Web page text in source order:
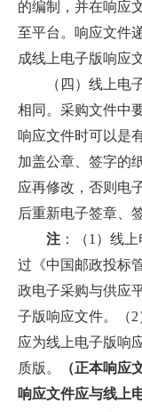
的编制，并在响应
至平台。响应文件
成线上电子版响应
（四）线上电
相同。采购文件中
响应文件时可以是
加盖公章、签字的
应再修改，否则电
后重新电子签章、
注 ：（1）线
过《中国邮政投标
政电子采购与供应
子版响应文件。（
应为线上电子版响
质版。
（正本响应
响应文件应与线上